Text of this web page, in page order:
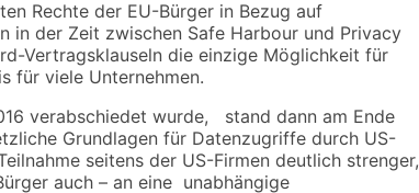
Rechte der EU-Bürger in Bezug auf
in der Zeit zwischen Safe Harbour und Privacy
Vertragsklauseln die einzige Möglichkeit für
für viele Unternehmen.
verabschiedet wurde, stand dann am Ende
Grundlagen für Datenzugriffe durch US-
seitens der US-Firmen deutlich strenger,
auch – an eine unabhängige